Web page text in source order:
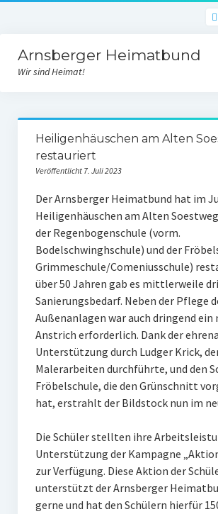
Arnsberger Heimatbund
Wir sind Heimat!
Aktuelles
Archiv
Unsere Arbeit
Heimatbundraum
Historischer Weinberg
Von der Idee zur Umsetzung
Obstbäume
Kräuterspirale
Rüdenburg
Sage von der ledernen Brücke – Version 2
Thiergarten
Eisenberg
Heiligenhäuschen am Alten
restauriert
Veröffentlicht 7. Juli 2023
Der Arnsberger Heimatbund hat im
Heiligenhäuschen am Alten
der Regenbogenschule (vorm.
Bodelschwinghschule) und der
Grimmeschule/Comeniusschule)
über 50 Jahren gab es mittlerweile
Sanierungsbedarf. Neben der Pflege
Außenanlagen war auch dringend ein
Anstrich erforderlich. Dank der
Unterstützung durch Ludger Krick,
Malerarbeiten durchführte, und den
Fröbelschule, die den Grünschnitt
hat, erstrahlt der Bildstock nun im
Die Schüler stellten ihre
Unterstützung der Kampagne
zur Verfügung. Diese Aktion der
unterstützt der Arnsberger
gerne und hat den Schülern hierfür